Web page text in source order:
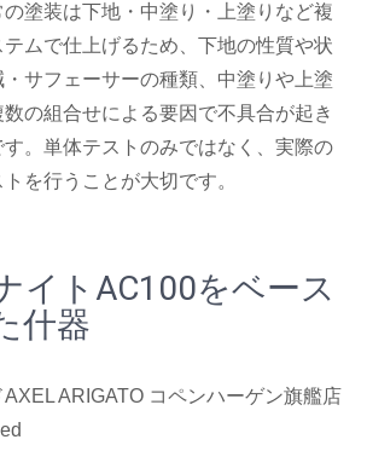
塗装は下地・中塗り・上塗りなど複
ムで仕上げるため、下地の性質や状
サフェーサーの種類、中塗りや上塗
の組合せによる要因で不具合が起き
。単体テストのみではなく、実際の
を行うことが大切です。
イトAC100をベース
什器
ARIGATO コペンハーゲン旗艦店